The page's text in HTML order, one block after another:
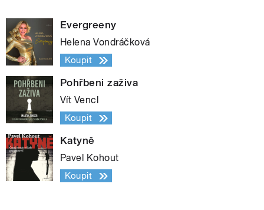
Evergreeny
Helena Vondráčková
Koupit
Pohřbeni zaživa
Vít Vencl
Koupit
Katyně
Pavel Kohout
Koupit